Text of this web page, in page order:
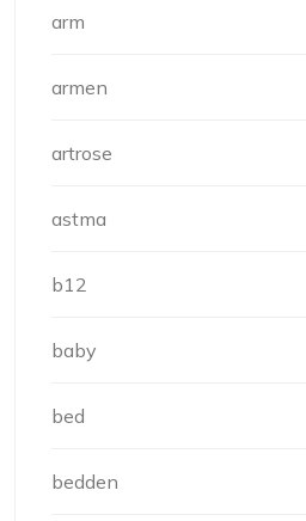
arm
armen
artrose
astma
b12
baby
bed
bedden